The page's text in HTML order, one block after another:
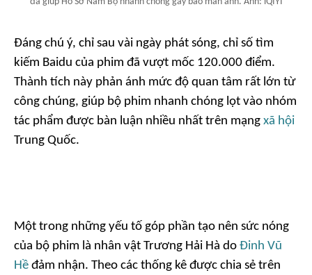
Đáng chú ý, chỉ sau vài ngày phát sóng, chỉ số tìm
kiếm Baidu của phim đã vượt mốc 120.000 điểm.
Thành tích này phản ánh mức độ quan tâm rất lớn từ
công chúng, giúp bộ phim nhanh chóng lọt vào nhóm
tác phẩm được bàn luận nhiều nhất trên mạng xã hội
Trung Quốc.
Một trong những yếu tố góp phần tạo nên sức nóng
của bộ phim là nhân vật Trương Hải Hà do Đinh Vũ
Hề đảm nhận. Theo các thống kê được chia sẻ trên